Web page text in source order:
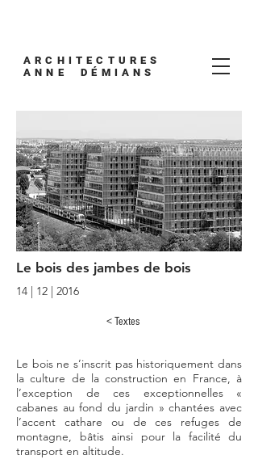
ARCHITECTURES
ANNE DÉMIANS
Le bois des jambes de bois
14 | 12 | 2016
< Textes
Le bois ne s’inscrit pas historiquement dans
la culture de la construction en France, à
l’exception de ces exceptionnelles «
cabanes au fond du jardin » chantées avec
l’accent cathare ou de ces refuges de
montagne, bâtis ainsi pour la facilité du
transport en altitude.